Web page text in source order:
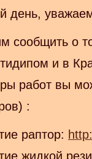
день,
сообщить о
и в
работ вы
:
раптор:
жидкой